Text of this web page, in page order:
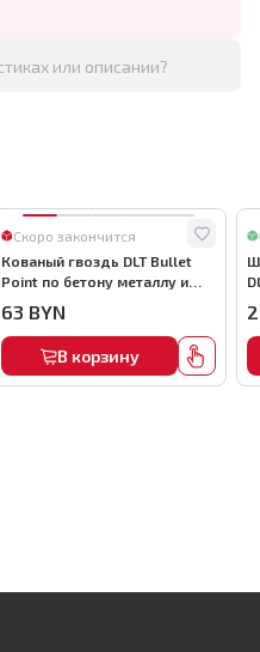
или описании?
Скоро закончится
Кованый гвоздь DLT Bullet
Point по бетону металлу и
арт.0116
63 BYN
В корзину